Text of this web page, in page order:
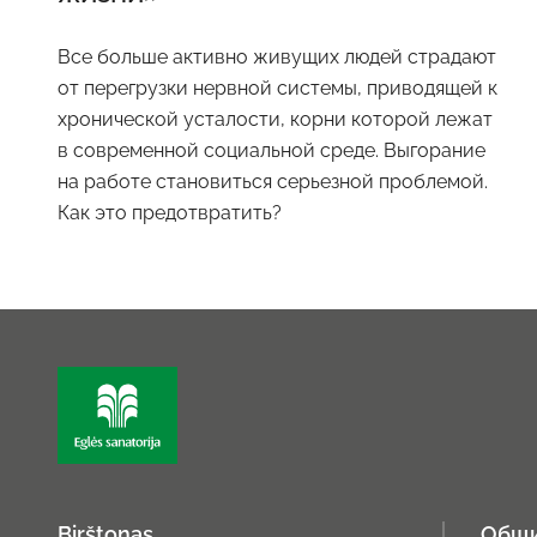
Все больше активно живущих людей страдают
от перегрузки нервной системы, приводящей к
хронической усталости, корни которой лежат
в современной социальной среде. Выгорание
на работе становиться серьезной проблемой.
Как это предотвратить?